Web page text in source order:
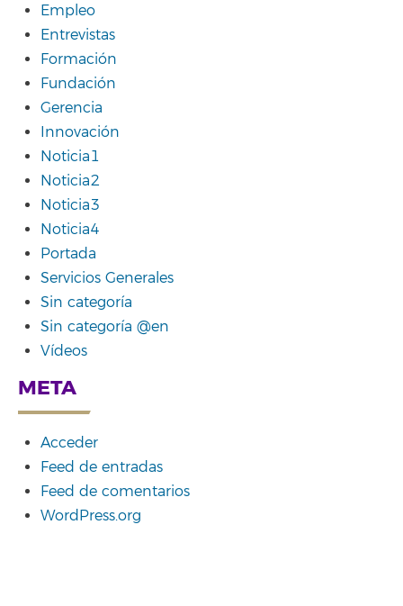
Empleo
Entrevistas
Formación
Fundación
Gerencia
Innovación
Noticia1
Noticia2
Noticia3
Noticia4
Portada
Servicios Generales
Sin categoría
Sin categoría @en
Vídeos
META
Acceder
Feed de entradas
Feed de comentarios
WordPress.org